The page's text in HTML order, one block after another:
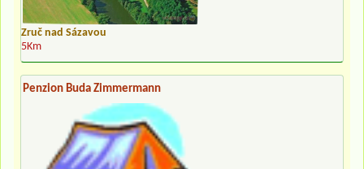
Zruč nad Sázavou
5Km
Penzion Buda Zimmermann